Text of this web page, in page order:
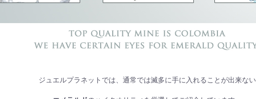
ジュエルプラネットでは、通常では滅多に手に入れることが出来ない